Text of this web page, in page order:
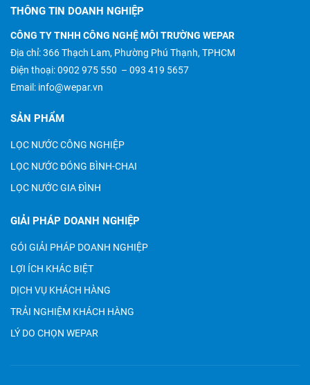
THÔNG TIN DOANH NGHIỆP
CÔNG TY TNHH CÔNG NGHỆ MÔI TRƯỜNG WEPAR
Địa chỉ: 366 Thạch Lam, Phường Phú Thạnh, TPHCM
Điện thoại:0902 975 550 – 093 419 5657
Email: info@wepar.vn
SẢN PHẨM
LỌC NƯỚC CÔNG NGHIỆP
LỌC NƯỚC ĐÓNG BÌNH-CHAI
LỌC NƯỚC GIA ĐÌNH
GIẢI PHÁP DOANH NGHIỆP
GÓI GIẢI PHÁP DOANH NGHIỆP
LỢI ÍCH KHÁC BIỆT
DỊCH VỤ KHÁCH HÀNG
TRẢI NGHIỆM KHÁCH HÀNG
LÝ DO CHỌN WEPAR